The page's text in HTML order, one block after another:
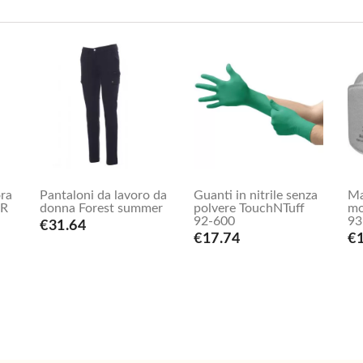
Pantaloni da lavoro da
donna Forest summer
€31.64
Guanti in nitrile senza
polvere TouchNTuff
92-600
€17.74